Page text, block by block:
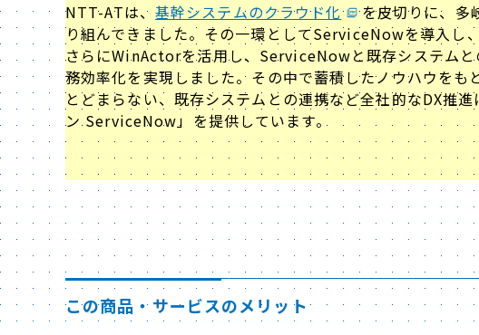
NTT-ATは、 基幹システムのクラウド化 を皮切りに、多
り組んできました。その一環としてServiceNowを導入し
さらにWinActorを活用し、ServiceNowと既存システムと
務効率化を実現しました。その中で蓄積したノウハウを
とどまらない、既存システムとの連携など全社的なDX推
ン ServiceNow」を提供しています。
この商品・サービスのメリット